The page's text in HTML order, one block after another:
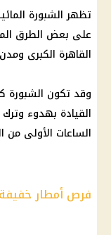
تظهرالشبورة
على بعض الطرق
القاهرة الكبرى
وقد تكون الشبورة
القيادة بهدوء
الساعات الأولى من
فرص أمطار خفيفة